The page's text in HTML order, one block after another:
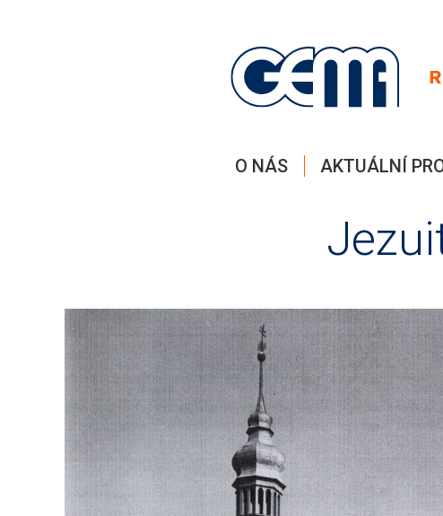
O NÁS AKTUÁLNÍ